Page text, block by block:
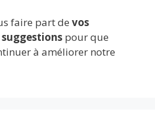
faire part de vos
pour que
à améliorer notre